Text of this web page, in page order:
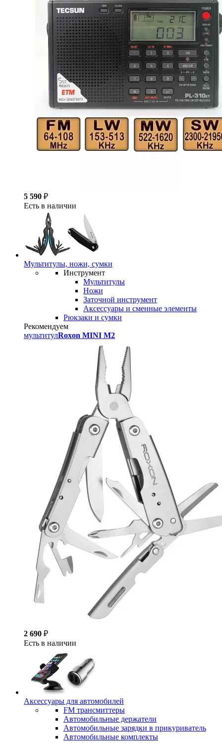
5 590 ₽
Есть в наличии
Мультитулы, ножи, сумки
Инструмент
Мультитулы
Ножи
Заточной инструмент
Аксессуары и сменные элементы
Рюкзаки и сумки
Рекомендуем
мультитулRoxon MINI M2
2 690 ₽
Есть в наличии
Аксессуары для автомобилей
FM трансмиттеры
Автомобильные держатели
Автомобильные зарядки в прикуриватель
Автомобильные комплекты